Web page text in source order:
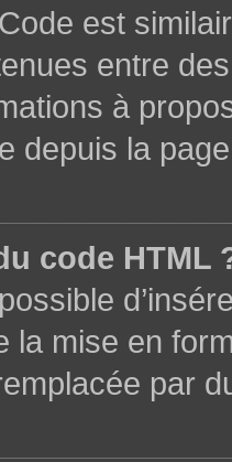
est
entre
à
depuis la
code HTML
la mise en
par